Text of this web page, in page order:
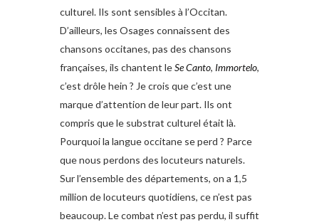
culturel. Ils sont sensibles à l’Occitan.
D’ailleurs, les Osages connaissent des
chansons occitanes, pas des chansons
françaises, ils chantent leSe Canto, Immortelo,
c’est drôle hein ? Je crois que c’est une
marque d’attention de leur part. Ils ont
compris que le substrat culturel était là.
Pourquoi la langue occitane se perd ? Parce
que nous perdons des locuteurs naturels.
Sur l’ensemble des départements, on a 1,5
million de locuteurs quotidiens, ce n’est pas
beaucoup. Le combat n’est pas perdu, il suffit